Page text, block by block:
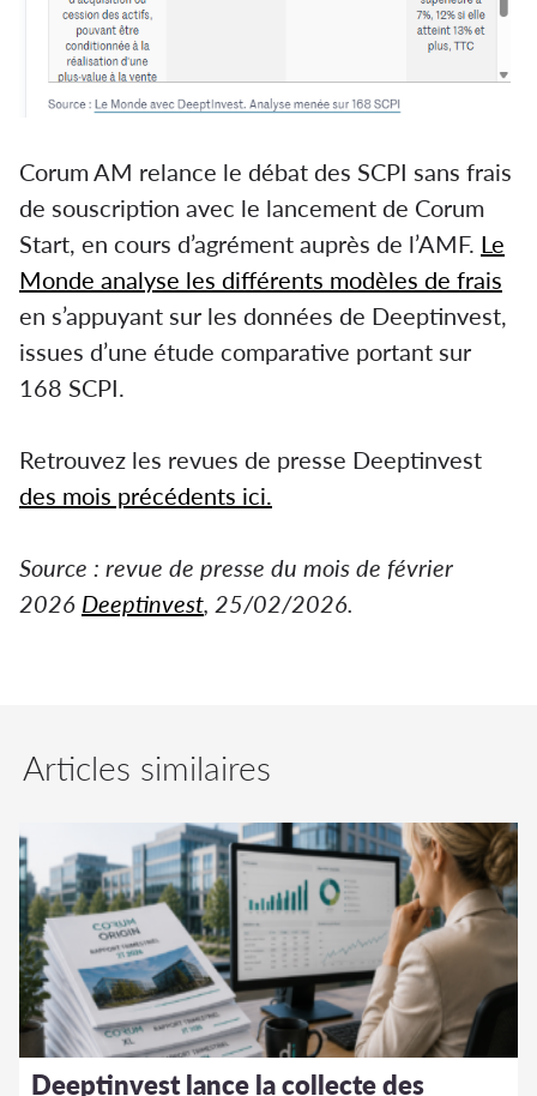
Corum AM relance le débat des SCPI sans frais
de souscription avec le lancement de Corum
Start, en cours d’agrément auprès de l’AMF. Le
Monde analyse les différents modèles de frais
en s’appuyant sur les données de Deeptinvest,
issues d’une étude comparative portant sur
168 SCPI.
Retrouvez les revues de presse Deeptinvest
des mois précédents ici.
Source : revue de presse du mois de février
2026 Deeptinvest , 25/02/2026.
Articles similaires
Deeptinvest lance la collecte des